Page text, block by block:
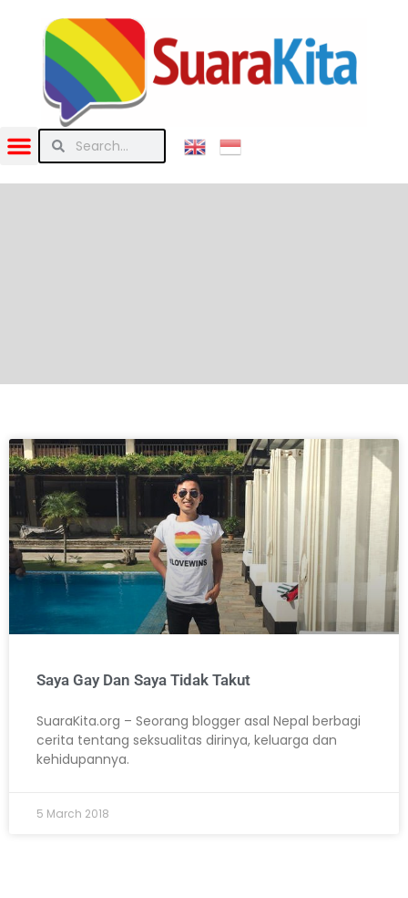
Saya Gay Dan Saya Tidak Takut
SuaraKita.org – Seorang blogger asal Nepal berbagi
cerita tentang seksualitas dirinya, keluarga dan
kehidupannya.
5 March 2018